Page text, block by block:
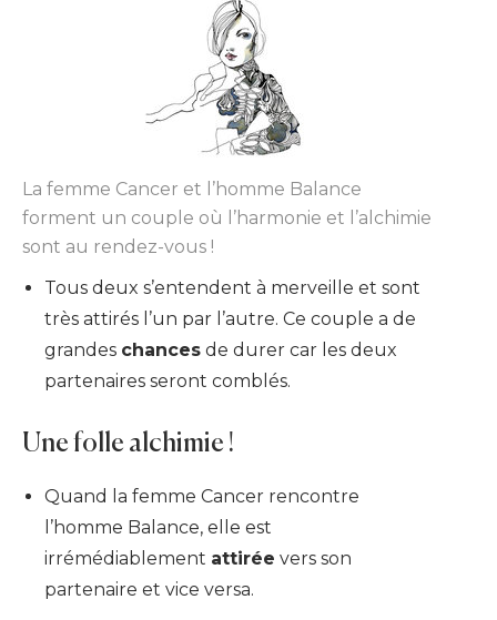
La femme Cancer et l’homme Balance
forment un couple où l’harmonie et l’alchimie
sont au rendez-vous !
Tous deux s’entendent à merveille et sont
très attirés l’un par l’autre. Ce couple a de
grandes chances de durer car les deux
partenaires seront comblés.
Une folle alchimie !
Quand la femme Cancer rencontre
l’homme Balance, elle est
irrémédiablement attirée vers son
partenaire et vice versa.